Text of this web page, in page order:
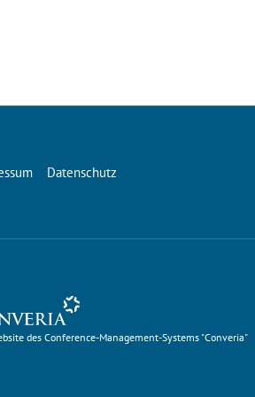
Datenschutz
des Conference-Management-Systems
des Conference-Management-Systems "Converia"